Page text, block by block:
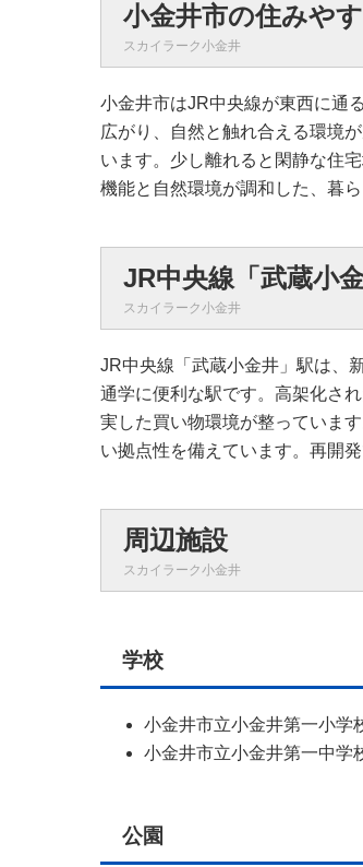
小金井市の住みや
スカイラーク小金井
小金井市はJR中央線が東西に通
広がり、自然と触れ合える環境
います。少し離れると閑静な住
機能と自然環境が調和した、暮
JR中央線「武蔵小
スカイラーク小金井
JR中央線「武蔵小金井」駅は、
通学に便利な駅です。高架化さ
実した買い物環境が整っていま
い拠点性を備えています。再開
周辺施設
スカイラーク小金井
学校
小金井市立小金井第一小学
小金井市立小金井第一中学
公園